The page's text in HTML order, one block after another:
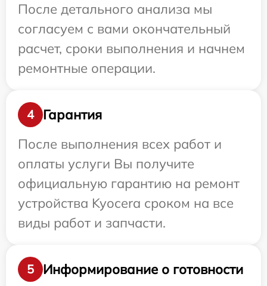
После детального анализа мы
согласуем с вами окончательный
расчет, сроки выполнения и начнем
ремонтные операции.
4
Гарантия
После выполнения всех работ и
оплаты услуги Вы получите
официальную гарантию на ремонт
устройства Kyocera сроком на все
виды работ и запчасти.
5 Информирование о готовности